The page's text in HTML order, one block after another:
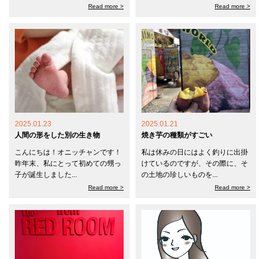
Read more > Read more >
2025.01.23
人間の形をした別の生き物
こんにちは！オニッチャンです！
昨年末、私にとって初めての甥っ
子が誕生しました...
Read more >
2025.01.21
焼き芋の種類がすごい
私は休みの日にはよく釣りに出掛
けているのですが、その際に、そ
の土地の珍しいものを...
Read more >